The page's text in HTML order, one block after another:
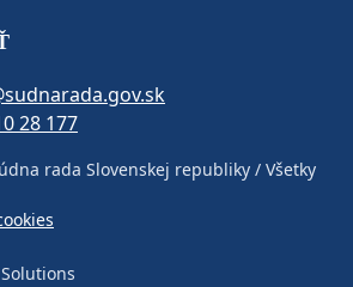
28 177
rada Slovenskej republiky / Všetky